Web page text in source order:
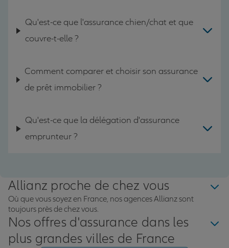
Qu'est-ce que l'assurance chien/chat et que
couvre-t-elle ?
Comment comparer et choisir son assurance
de prêt immobilier ?
Qu'est-ce que la délégation d'assurance
emprunteur ?
Allianz proche de chez vous
Où que vous soyez en France, nos agences Allianz sont
toujours près de chez vous.
Nos offres d'assurance dans les
plus grandes villes de France